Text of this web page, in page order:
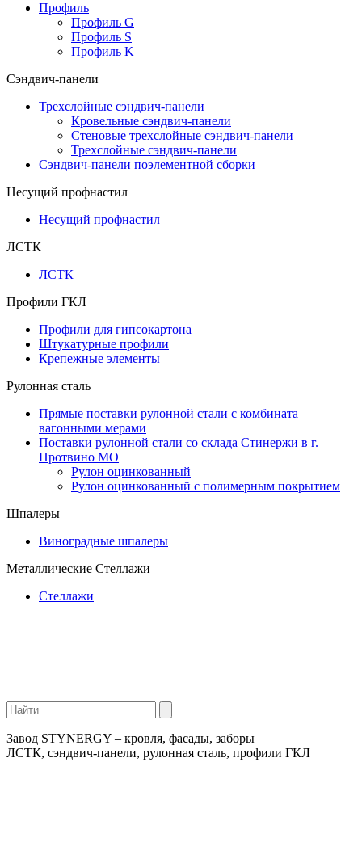
Профиль
Профиль G
Профиль S
Профиль K
Сэндвич-панели
Трехслойные сэндвич-панели
Кровельные сэндвич-панели
Стеновые трехслойные сэндвич-панели
Трехслойные сэндвич-панели
Сэндвич-панели поэлементной сборки
Несущий профнастил
Несущий профнастил
ЛСТК
ЛСТК
Профили ГКЛ
Профили для гипсокартона
Штукатурные профили
Крепежные элементы
Рулонная сталь
Прямые поставки рулонной стали с комбината
вагонными мерами
Поставки рулонной стали со склада Стинержи в г.
Протвино МО
Рулон оцинкованный
Рулон оцинкованный с полимерным покрытием
Шпалеры
Виноградные шпалеры
Металлические Стеллажи
Стеллажи
Завод STYNERGY – кровля, фасады, заборы
ЛСТК, сэндвич-панели, рулонная сталь, профили ГКЛ